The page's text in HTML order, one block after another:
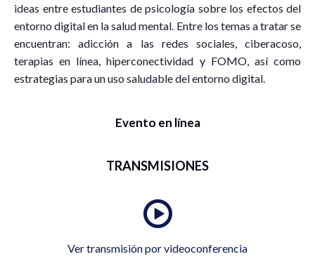
ideas entre estudiantes de psicología sobre los efectos del
entorno digital en la salud mental. Entre los temas a tratar se
encuentran: adicción a las redes sociales, ciberacoso,
terapias en línea, hiperconectividad y FOMO, así como
estrategias para un uso saludable del entorno digital.
Evento en línea
TRANSMISIONES
Ver transmisión por videoconferencia